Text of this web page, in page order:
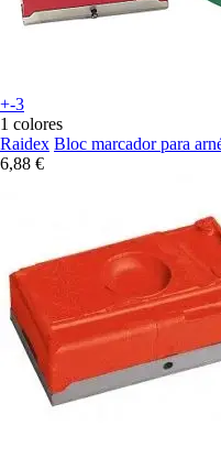
+-3
1 colores
Raidex Bloc marcador para
6,88 €